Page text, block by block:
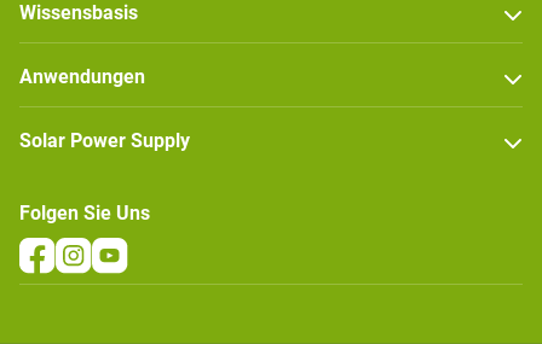
Wissensbasis
Anwendungen
Solar Power Supply
Folgen Sie Uns